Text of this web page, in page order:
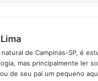
natural de Campinas-SP, é
mas principalmente ler
de seu pai um pequeno